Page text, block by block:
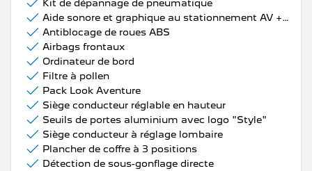
Kit de dépannage de pneumatique
Aide sonore et graphique au stationnement AV + Mesure de place disponible
Antiblocage de roues ABS
Airbags frontaux
Ordinateur de bord
Filtre à pollen
Pack Look Aventure
Siège conducteur réglable en hauteur
Seuils de portes aluminium avec logo "Style"
Siège conducteur à réglage lombaire
Plancher de coffre à 3 positions
Détection de sous-gonflage directe